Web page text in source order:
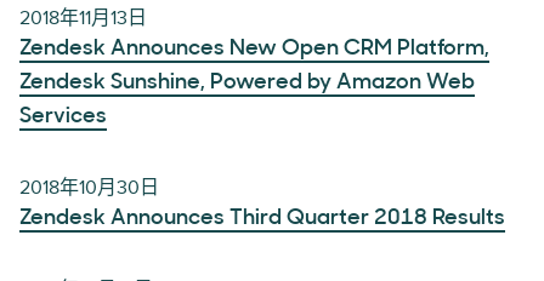
2018年11月13日
Zendesk Announces New Open CRM Platform,
Zendesk Sunshine, Powered by Amazon Web
Services
2018年10月30日
Zendesk Announces Third Quarter 2018 Results